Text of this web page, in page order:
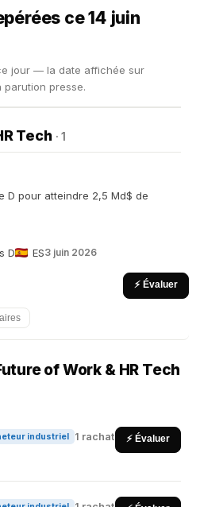
ce 14 juin
jour — la date affichée sur
parution presse.
Tech · 1
D pour atteindre 2,5 Md$ de
D ES3 juin 2026
⚡ Évaluer
of Work & HR Tech
industriel 1 rachat ⚡ Évaluer